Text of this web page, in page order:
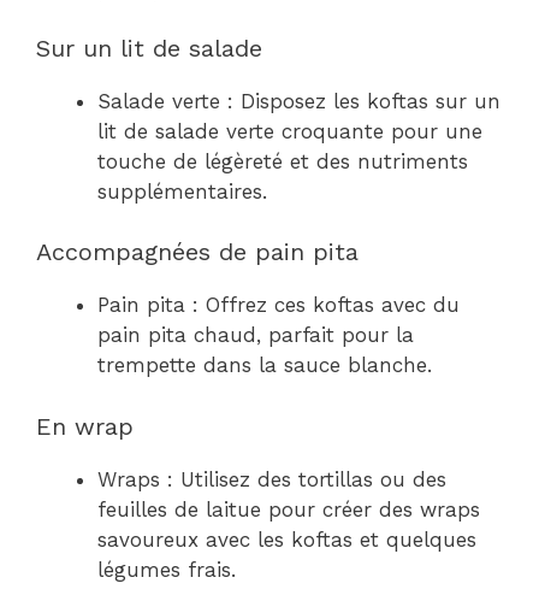
Sur un lit de salade
Salade verte : Disposez les koftas sur un
lit de salade verte croquante pour une
touche de légèreté et des nutriments
supplémentaires.
Accompagnées de pain pita
Pain pita : Offrez ces koftas avec du
pain pita chaud, parfait pour la
trempette dans la sauce blanche.
En wrap
Wraps : Utilisez des tortillas ou des
feuilles de laitue pour créer des wraps
savoureux avec les koftas et quelques
légumes frais.